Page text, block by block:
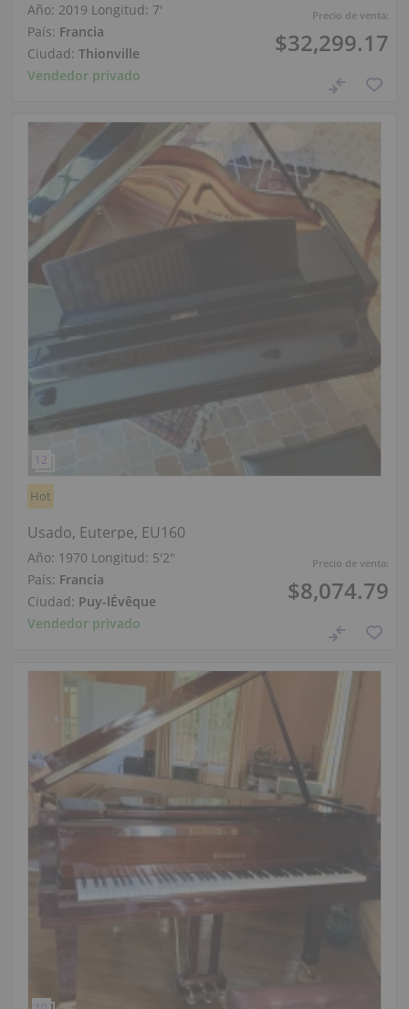
Precio de venta:
$32,299.17
Año: 2019 Longitud: 7′
País: Francia
Ciudad: Thionville
Vendedor privado
Precio de venta:
$8,074.79
Hot
Usado, Euterpe, EU160
Año: 1970 Longitud: 5′2″
País: Francia
Ciudad: Puy-lÉvêque
Vendedor privado